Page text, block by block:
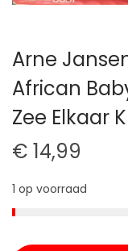
Arne
African
Zee Elkaar
€ 14,99
1 op voorraad